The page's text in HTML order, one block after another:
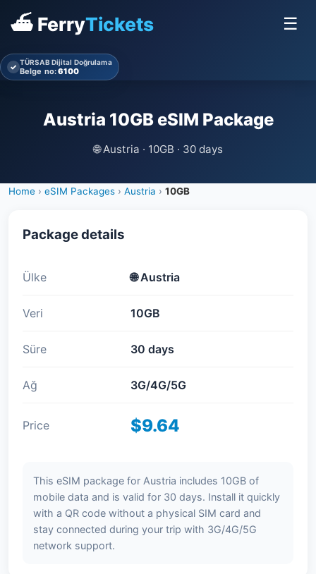
⛴ FerryTickets ☰
✓ TÜRSAB Dijital Doğrulama
Belge no:6100
Austria 10GB eSIM Package
🌐Austria · 10GB · 30 days
Home › eSIM Packages › Austria › 10GB
Package details
Ülke 🌐Austria
Veri 10GB
Süre 30 days
Ağ 3G/4G/5G
Price $9.64
This eSIM package for Austria includes 10GB of
mobile data and is valid for 30 days. Install it quickly
with a QR code without a physical SIM card and
stay connected during your trip with 3G/4G/5G
network support.